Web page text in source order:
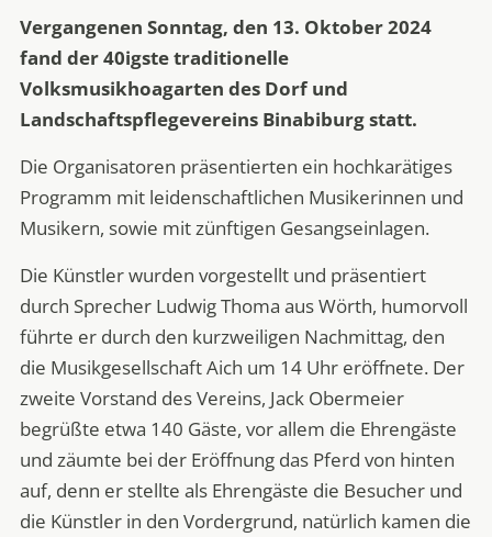
Vergangenen Sonntag, den 13. Oktober 2024
fand der 40igste traditionelle
Volksmusikhoagarten des Dorf und
Landschaftspflegevereins Binabiburg statt.
Die Organisatoren präsentierten ein hochkarätiges
Programm mit leidenschaftlichen Musikerinnen und
Musikern, sowie mit zünftigen Gesangseinlagen.
Die Künstler wurden vorgestellt und präsentiert
durch Sprecher Ludwig Thoma aus Wörth, humorvoll
führte er durch den kurzweiligen Nachmittag, den
die Musikgesellschaft Aich um 14 Uhr eröffnete. Der
zweite Vorstand des Vereins, Jack Obermeier
begrüßte etwa 140 Gäste, vor allem die Ehrengäste
und zäumte bei der Eröffnung das Pferd von hinten
auf, denn er stellte als Ehrengäste die Besucher und
die Künstler in den Vordergrund, natürlich kamen die